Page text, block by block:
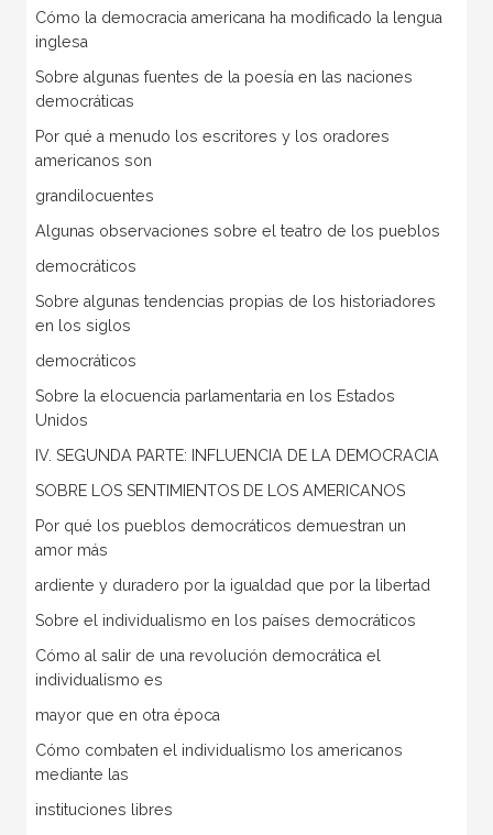
Cómo la democracia americana ha modificado la lengua
inglesa
Sobre algunas fuentes de la poesía en las naciones
democráticas
Por qué a menudo los escritores y los oradores
americanos son
grandilocuentes
Algunas observaciones sobre el teatro de los pueblos
democráticos
Sobre algunas tendencias propias de los historiadores
en los siglos
democráticos
Sobre la elocuencia parlamentaria en los Estados
Unidos
IV. SEGUNDA PARTE: INFLUENCIA DE LA DEMOCRACIA
SOBRE LOS SENTIMIENTOS DE LOS AMERICANOS
Por qué los pueblos democráticos demuestran un
amor más
ardiente y duradero por la igualdad que por la libertad
Sobre el individualismo en los países democráticos
Cómo al salir de una revolución democrática el
individualismo es
mayor que en otra época
Cómo combaten el individualismo los americanos
mediante las
instituciones libres